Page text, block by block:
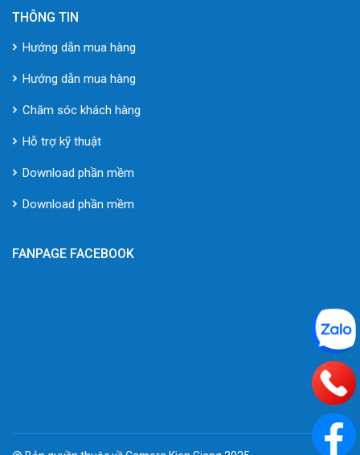
THÔNG TIN
Hướng dẫn mua hàng
Hướng dẫn mua hàng
Chăm sóc khách hàng
Hỗ trợ kỹ thuật
Download phần mềm
Download phần mềm
FANPAGE FACEBOOK